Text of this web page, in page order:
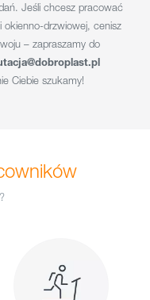
Jeśli chcesz pracować
drzwiowej, cenisz
– zapraszamy do
Ciebie szukamy!